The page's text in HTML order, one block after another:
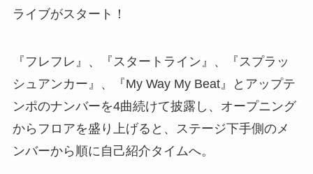
ライブがスタート！
『フレフレ』、『スタートライン』、『スプラッ
シュアンカー』、『My Way My Beat』とアップテ
ンポのナンバーを4曲続けて披露し、オープニング
からフロアを盛り上げると、ステージ下手側のメ
ンバーから順に自己紹介タイムへ。